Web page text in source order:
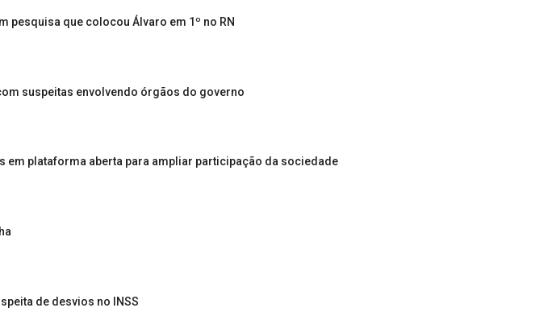
pesquisa que colocou Álvaro em 1º no RN
suspeitas envolvendo órgãos do governo
em plataforma aberta para ampliar participação da sociedade
de desvios no INSS